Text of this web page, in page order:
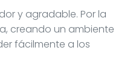
y agradable. Por la
creando un ambiente
fácilmente a los